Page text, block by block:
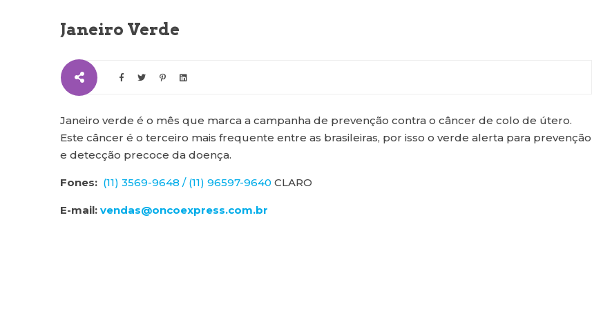
Janeiro Verde
Janeiro verde é o mês que marca a campanha de prevenção contra o câncer de colo de útero.
Este câncer é o terceiro mais frequente entre as brasileiras, por isso o verde alerta para prevenção
e detecção precoce da doença.
Fones: (11) 3569-9648 / (11) 96597-9640 CLARO
E-mail: vendas@oncoexpress.com.br